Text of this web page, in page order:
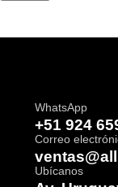
WhatsApp
+51 924
Correo
Ubícanos